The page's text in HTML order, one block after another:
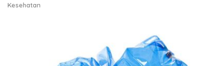
Kesehatan